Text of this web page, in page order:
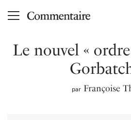
Aller au contenu principal
Le nouvel «
par Françoise